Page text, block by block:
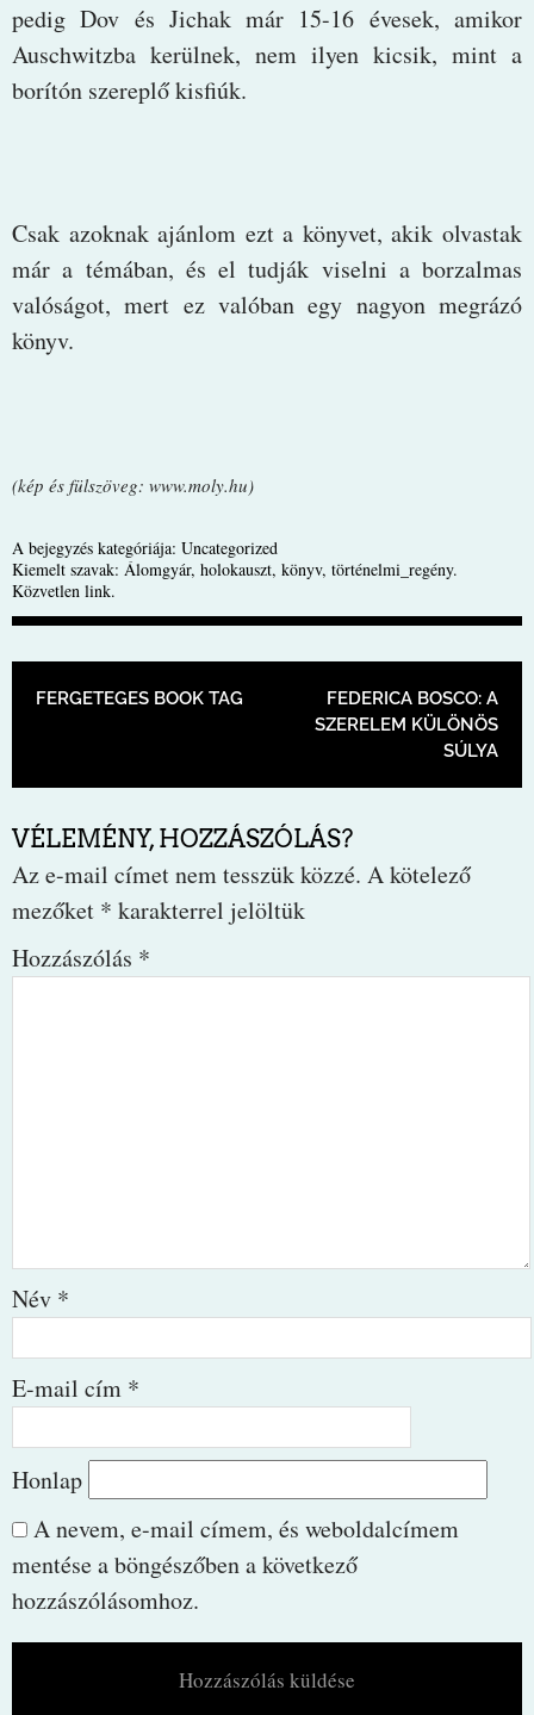
pedig Dov és Jichak már 15-16 évesek, amikor
Auschwitzba kerülnek, nem ilyen kicsik, mint a
borítón szereplő kisfiúk.
Csak azoknak ajánlom ezt a könyvet, akik olvastak
már a témában, és el tudják viselni a borzalmas
valóságot, mert ez valóban egy nagyon megrázó
könyv.
(kép és fülszöveg: www.moly.hu)
A bejegyzés kategóriája: Uncategorized
Kiemelt szavak: Álomgyár, holokauszt, könyv, történelmi_regény.
Közvetlen link.
BEJEGYZÉS NAVIGÁCIÓ
FERGETEGES BOOK TAG
FEDERICA BOSCO: A
SZERELEM KÜLÖNÖS
SÚLYA
VÉLEMÉNY, HOZZÁSZÓLÁS?
Az e-mail címet nem tesszük közzé. A kötelező
mezőket * karakterrel jelöltük
Hozzászólás *
Név *
E-mail cím *
Honlap
A nevem, e-mail címem, és weboldalcímem
mentése a böngészőben a következő
hozzászólásomhoz.